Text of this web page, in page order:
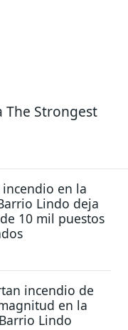
The Strongest
incendio en la
Lindo deja
10 mil puestos
incendio de
en la
Lindo